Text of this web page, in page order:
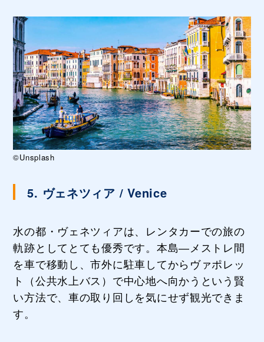
©Unsplash
5. ヴェネツィア / Venice
水の都・ヴェネツィアは、レンタカーでの旅の
軌跡としてとても優秀です。本島―メストレ間
を車で移動し、市外に駐車してからヴァポレッ
ト（公共水上バス）で中心地へ向かうという賢
い方法で、車の取り回しを気にせず観光できま
す。